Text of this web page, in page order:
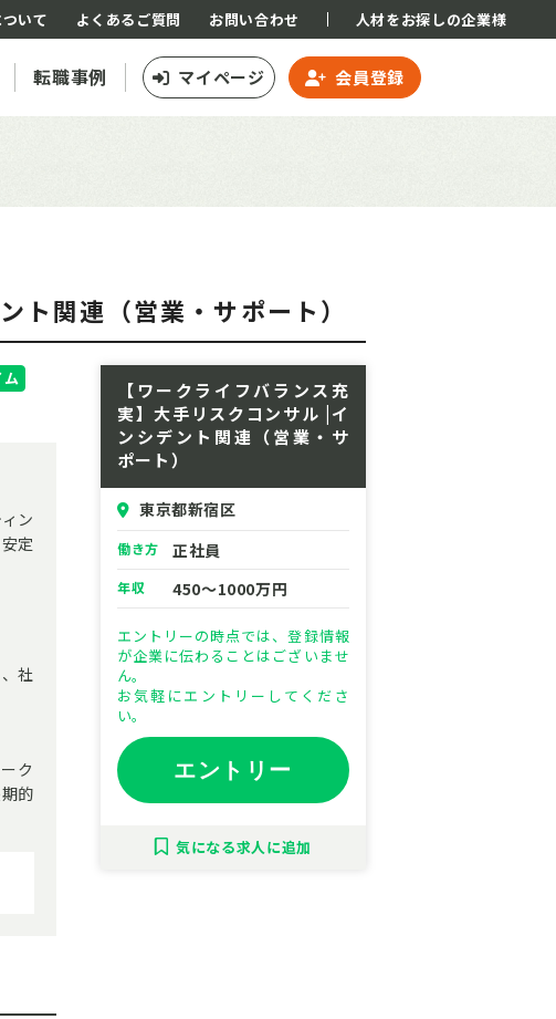
マイページ 会員登録
転職事例
いて よくあるご質問 お問い合わせ 人材をお探しの企業様
ト関連（営業・サポート）
ム
ン
定
社
ク
的
【ワークライフバランス充
実】大手リスクコンサル |イ
ンシデント関連（営業・サ
ポート）
東京都新宿区
働き方 正社員
年収 450～1000万円
エントリーの時点では、登録情報
が企業に伝わることはございませ
ん。
お気軽にエントリーしてくださ
い。
エントリー
気になる求人に追加